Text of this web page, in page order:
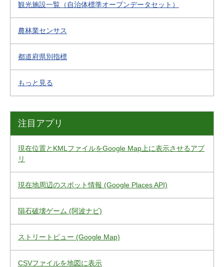
観光施設一覧（自治体標準オープンデータセット）
農林業センサス
都道府県別指標
もっと見る
注目アプリ
現在位置とKMLファイルをGoogle Map上に表示させるアプ
リ
現在地周辺のスポット情報 (Google Places API)
隕石破壊ゲーム (阿波ナビ)
ストリートビュー (Google Map)
CSVファイルを地図に表示